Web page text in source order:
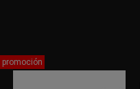
promoción